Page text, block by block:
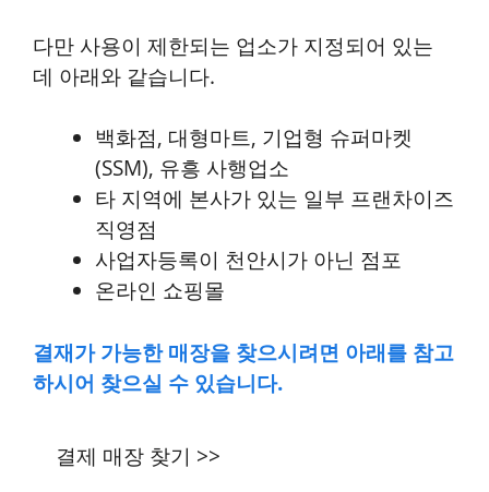
다만 사용이 제한되는 업소가 지정되어 있는
데 아래와 같습니다.
백화점, 대형마트, 기업형 슈퍼마켓
(SSM), 유흥 사행업소
타 지역에 본사가 있는 일부 프랜차이즈
직영점
사업자등록이 천안시가 아닌 점포
온라인 쇼핑몰
결재가 가능한 매장을 찾으시려면 아래를 참고
하시어 찾으실 수 있습니다.
결제 매장 찾기 >>